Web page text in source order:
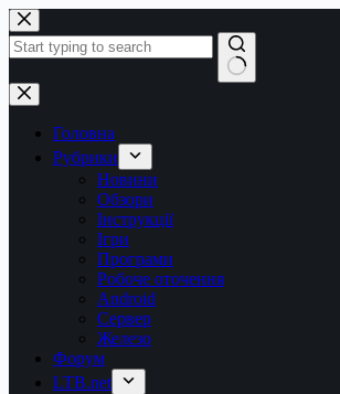
Перейти
до
вмісту
Немає
результатів
Головна
Рубрики
Новини
Обзори
Інструкції
Ігри
Програми
Робоче оточення
Android
Сервер
Железо
Форум
LTB.net